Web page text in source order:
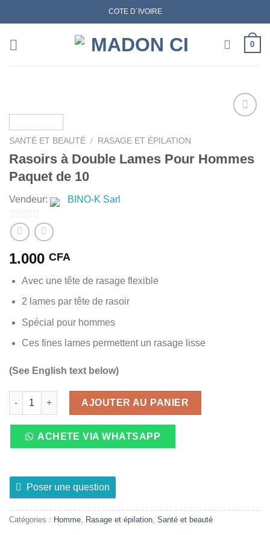
to
COTE D´IVOIRE
0
AJOUTER
SANTÉ ET BEAUTÉ / RASAGE ET ÉPILATION
Rasoirs à Double Lames Pour Hommes
Paquet de 10
Vendeur: BINO-K Sarl
0
sur
51.000 CFA
Avec une tête de rasage flexible
2 lames par tête de rasoir
Spécial pour hommes
Ces fines lames permettent un rasage lisse
(See English text below)
quantité de Rasoirs à Double Lames Pour Hommes Paquet de
AJOUTER AU PANIER
ACHETE VIA WHATSAPP
Poser une question
Catégories : Homme, Rasage et épilation, Santé et beauté